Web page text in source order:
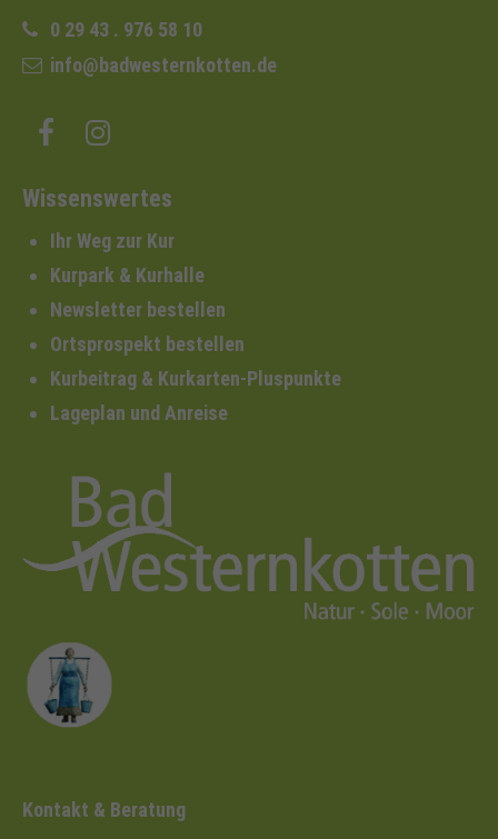
0 29 43 . 976 58 10
info@badwesternkotten.de
Wissenswertes
Ihr Weg zur Kur
Kurpark & Kurhalle
Newsletter bestellen
Ortsprospekt bestellen
Kurbeitrag & Kurkarten-Pluspunkte
Lageplan und Anreise
Kontakt & Beratung